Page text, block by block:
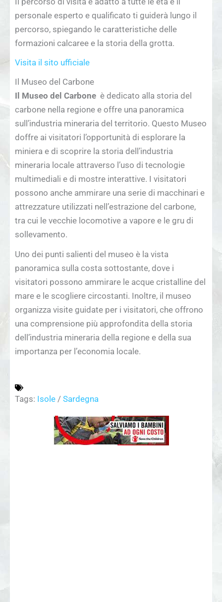
personale esperto e qualificato ti guiderà lungo il
percorso, spiegando le caratteristiche delle
formazioni calcaree e la storia della grotta.
Visita il sito ufficiale
Il Museo del Carbone
Il Museo del Carbone è dedicato alla storia del
carbone nella regione e offre una panoramica
sull’industria mineraria del territorio. Questo Museo
doffre ai visitatori l’opportunità di esplorare la
miniera e di scoprire la storia dell’industria
mineraria locale attraverso l’uso di tecnologie
multimediali e di mostre interattive. I visitatori
possono anche ammirare una serie di macchinari e
attrezzature utilizzati nell’estrazione del carbone,
tra cui le vecchie locomotive a vapore e le gru di
sollevamento.
Uno dei punti salienti del museo è la vista
panoramica sulla costa sottostante, dove i
visitatori possono ammirare le acque cristalline del
mare e le scogliere circostanti. Inoltre, il museo
organizza visite guidate per i visitatori, che offrono
una comprensione più approfondita della storia
dell’industria mineraria della regione e della sua
importanza per l’economia locale.
Tags: Isole / Sardegna